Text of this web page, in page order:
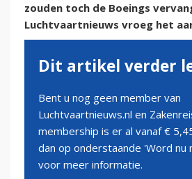
zouden toch de Boeings
Luchtvaartnieuws vroeg het
Dit artikel verder
Bent u nog geen member van
Luchtvaartnieuws.nl en
membership is er al vanaf €
dan op onderstaande 'Word nu
voor meer informatie.